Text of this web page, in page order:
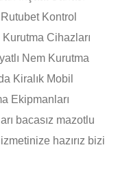
Rutubet Kontrol
Cihazları
Nem Kurutma
Kiralık Mobil
Ekipmanları
bacasız mazotlu
hazırız bizi